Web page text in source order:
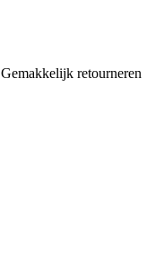
Gemakkelijk retourneren